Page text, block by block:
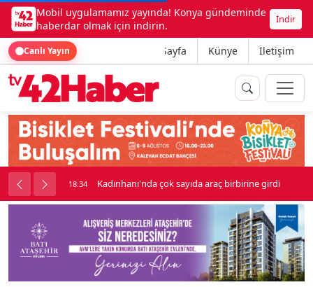
Mobil uygulamamız yayında! Konya gündeminde
haberdar olmak için indirin.
İndir
Canlı Yayın Ana Sayfa Künye İletişim
soygun 18:34 Kadınhanı'nda çok sayıda araç birbirine girdi